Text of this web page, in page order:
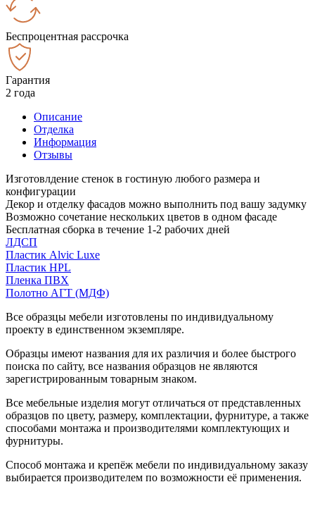
Беспроцентная рассрочка
Гарантия
2 года
Описание
Отделка
Информация
Отзывы
Изготовлдение стенок в гостиную любого размера и
конфигурации
Декор и отделку фасадов можно выполнить под вашу задумку
Возможно сочетание нескольких цветов в одном фасаде
Бесплатная сборка в течение 1-2 рабочих дней
ЛДСП
Пластик Alvic Luxe
Пластик HPL
Пленка ПВХ
Полотно АГТ (МДФ)
Все образцы мебели изготовлены по индивидуальному
проекту в единственном экземпляре.
Образцы имеют названия для их различия и более быстрого
поиска по сайту, все названия образцов не являются
зарегистрированным товарным знаком.
Все мебельные изделия могут отличаться от представленных
образцов по цвету, размеру, комплектации, фурнитуре, а также
способами монтажа и производителями комплектующих и
фурнитуры.
Способ монтажа и крепёж мебели по индивидуальному заказу
выбирается производителем по возможности её применения.